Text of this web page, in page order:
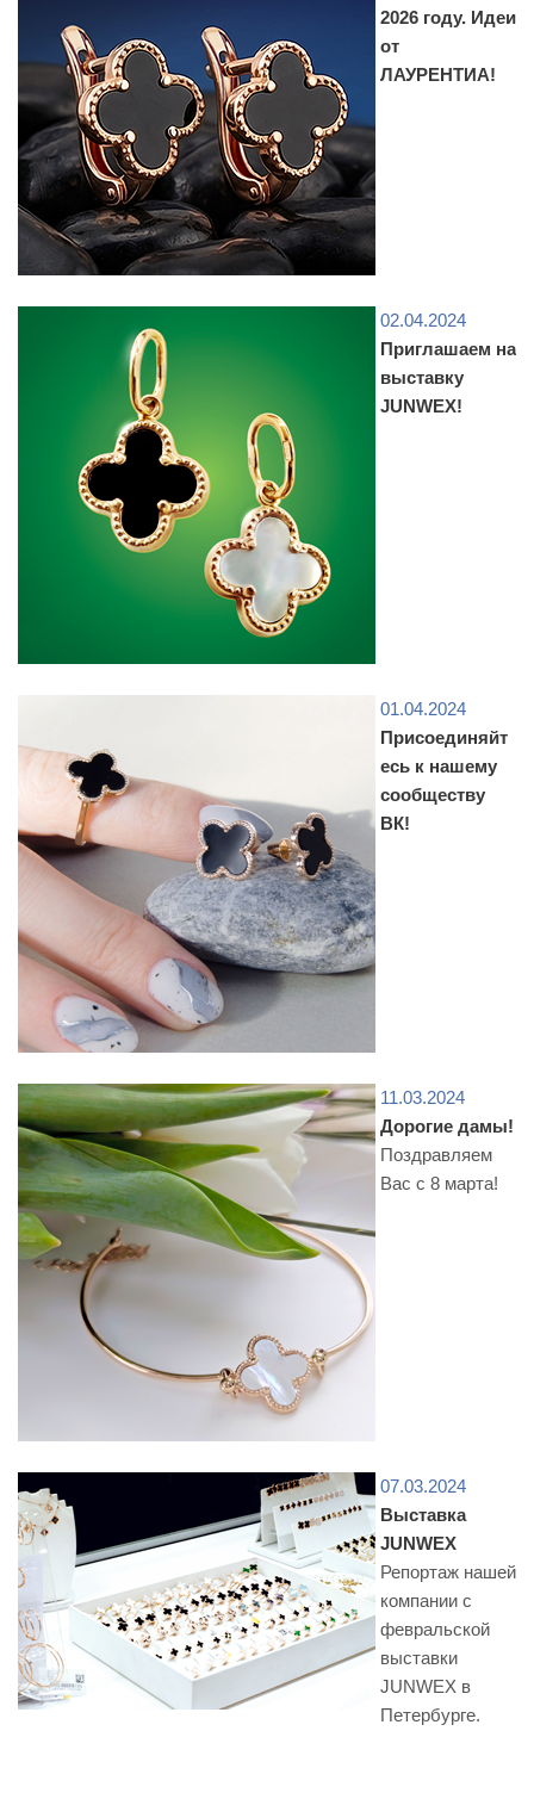
2026 году. Идеи
от
ЛАУРЕНТИА!
02.04.2024
Приглашаем на
выставку
JUNWEX!
01.04.2024
Присоединяйт
есь к нашему
сообществу
ВК!
11.03.2024
Дорогие дамы!
Поздравляем
Вас с 8 марта!
07.03.2024
Выставка
JUNWEX
Репортаж нашей
компании с
февральской
выставки
JUNWEX в
Петербурге.